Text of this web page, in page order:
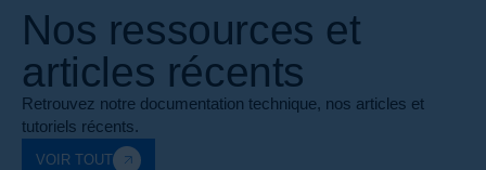
Nos ressources et
articles récents
Retrouvez notre documentation technique, nos articles et
tutoriels récents.
VOIR TOUT